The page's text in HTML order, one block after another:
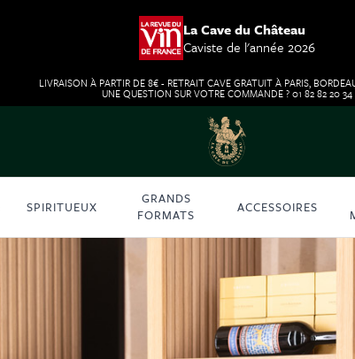
La Cave du Château
Caviste de l'année 2026
LIVRAISON À PARTIR DE 8€ - RETRAIT CAVE GRATUIT À PARIS,
UNE QUESTION SUR VOTRE COMMANDE ? 01 82 82 20 34
SPIRITUEUX
GRANDS
FORMATS
ACCESSOIRES